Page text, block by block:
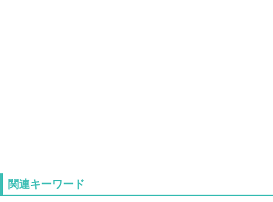
関連キーワード